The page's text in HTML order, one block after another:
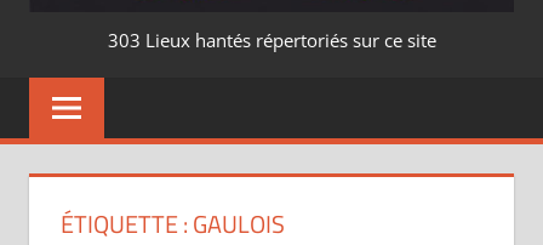
LIEUX
–
303 Lieux hantés répertoriés sur ce site
ÉTIQUETTE :GAULOIS